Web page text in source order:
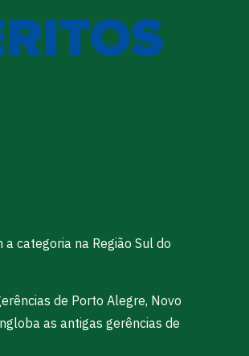
categoria na Região Sul do
de Porto Alegre, Novo
as antigas gerências de